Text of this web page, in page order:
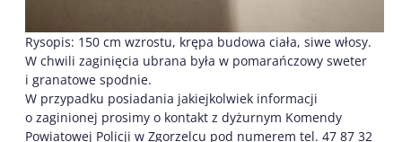
Rysopis: 150 cm wzrostu, krępa budowa ciała, siwe włosy.
W chwili zaginięcia ubrana była w pomarańczowy sweter
i granatowe spodnie.
W przypadku posiadania jakiejkolwiek informacji
o zaginionej prosimy o kontakt z dyżurnym Komendy
Powiatowej Policji w Zgorzelcu pod numerem tel. 47 87 32